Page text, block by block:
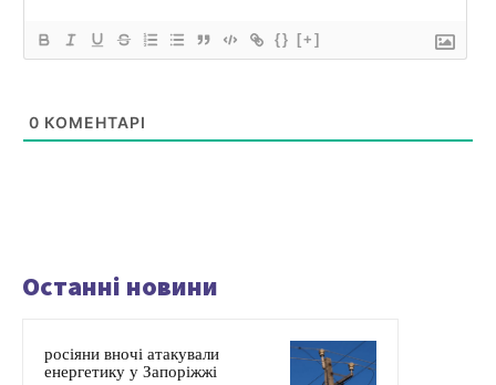
{} [+]
0 КОМЕНТАРІ
Останні новини
росіяни вночі атакували
енергетику у Запоріжжі